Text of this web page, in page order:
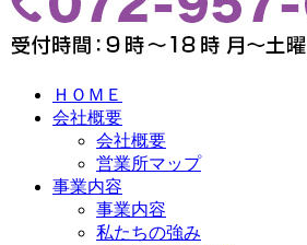
ＨＯＭＥ
会社概要
会社概要
営業所マップ
事業内容
事業内容
私たちの強み